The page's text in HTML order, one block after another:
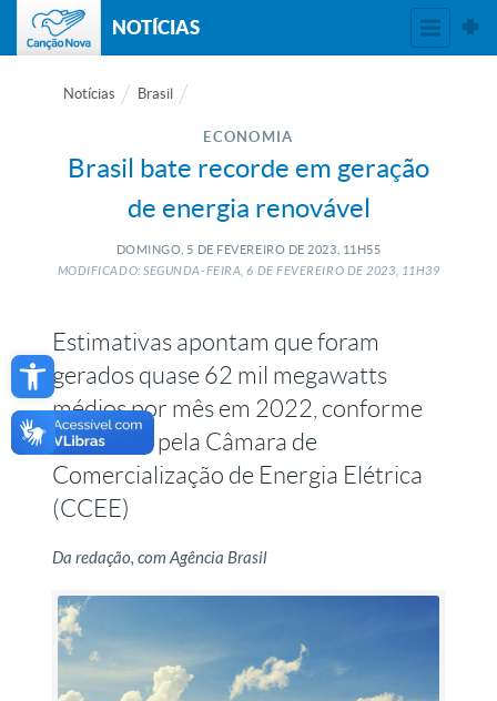
Open toolbar
NOTÍCIAS
Notícias Brasil
ECONOMIA
Brasil bate recorde em geração
de energia renovável
DOMINGO, 5 DE FEVEREIRO DE 2023, 11H55
MODIFICADO: SEGUNDA-FEIRA, 6 DEFEVEREIRO DE2023, 11H39
Estimativas apontam que foram
gerados quase 62 mil megawatts
médios por mês em 2022, conforme
divulgado pela Câmara de
Comercialização de Energia Elétrica
(CCEE)
Da redação, com Agência Brasil